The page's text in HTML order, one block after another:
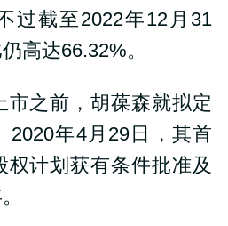
过截至2022年12月31
高达66.32%。
市之前，胡葆森就拟定
2020年4月29日，其首
权计划获有条件批准及